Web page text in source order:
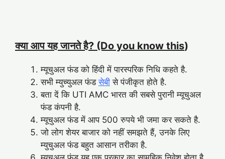
क्या आप यह जानते है? (Do you know this)
म्यूचुअल फंड को हिंदी में पारस्परिक निधि कहते है.
सभी म्युच्युअल फंडसेबी से पंजीकृत होते है.
बता दें कि UTI AMC भारत की सबसे पुरानी म्यूचुअल
फंड कंपनी है.
म्यूचुअल फंड में आप 500 रुपये भी जमा कर सकते है.
जो लोग शेयर बाजार को नहीं समझते हैं, उनके लिए
म्युचुअल फंड बहुत आसान तरीका है.